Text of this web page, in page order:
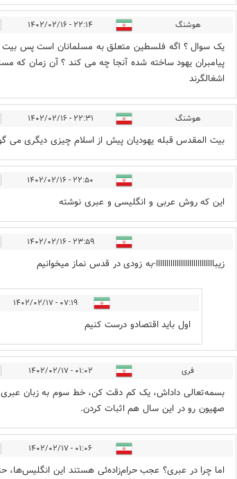
هوشنگ ۲۲:۱۴ - ۱۴۰۲/۰۲/۱۶
یک سوال ؟ اگه فلسطین متعلق به مسلمانان است پس
پیامبران یهود ساخته شده آنجا چه می کند ؟ آن زمان که
اشغالگرند
هوشنگ ۲۲:۳۱ - ۱۴۰۲/۰۲/۱۶
بیت المقدس قبله یهودیان پیش از اسلام چیزی دیگری
۲۲:۵۰ - ۱۴۰۲/۰۲/۱۶
این که روش عربی و انگلیسی و عبری نوشته
۲۳:۵۹ - ۱۴۰۲/۰۲/۱۶
زیباااااااااااااااااااااااااااا-به زودی در قدس نماز میخوانیم
۰۷:۱۹ - ۱۴۰۲/۰۲/۱۷
اول باید اقتصادو درست کنیم
فری ۰۱:۰۲ - ۱۴۰۲/۰۲/۱۷
بسمه‌تعالی داداش، یک کم دقت کن، خط سوم به زبان
صهیون رو در این سال هم اثبات کردن.
۰۱:۰۶ - ۱۴۰۲/۰۲/۱۷
اما چرا در عبری؟ عجب حرام‌زاده‌ئی هستند این انگلیس‌ها،